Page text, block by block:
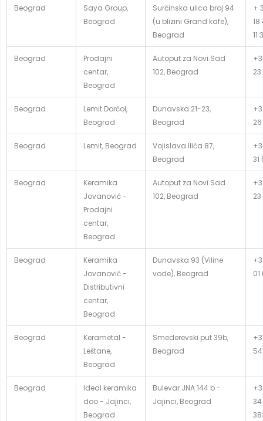
Beograd
Saya Group,
Beograd
Surčinska ulica broj 94
(u blizini Grand kafe),
Beograd
+
18
11
Beograd
Prodajni
centar,
Beograd
Autoput za Novi Sad
102, Beograd
23
Beograd
Lemit Dorćol,
Beograd
Dunavska 21-23,
Beograd
Beograd Lemit, Beograd
Vojislava Ilića 87,
Beograd
31
Beograd
Keramika
Jovanović -
Prodajni
centar,
Beograd
Autoput za Novi Sad
102, Beograd
23
Beograd
Keramika
Jovanović -
Distributivni
centar,
Beograd
Dunavska 93 (Viline
vode), Beograd
01
Beograd
Kerametal -
Leštane,
Beograd
Smederevski put 39b,
Beograd
Beograd
Ideal keramika
doo - Jajinci,
Beograd
Bulevar JNA 144 b -
Jajinci, Beograd
34